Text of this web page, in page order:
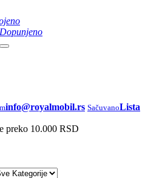
Dopunjeno
info@royalmobil.rs SačuvanoLista
preko 10.000 RSD